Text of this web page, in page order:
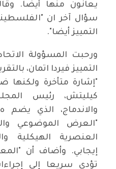
يعانون منها أيضًا.
سؤال آخر ان
التمييز أيضا".
ورحبت المسؤولة
التمييز فيردا اتمان،
"إشارة متأخرة ولكنها
كيليتش، رئيس
والاندماج، الذي يضم
"العرض الموضوعي
العنصرية الهيكلية
إيجابي. وأضاف أن
تؤدي سريعا إلى